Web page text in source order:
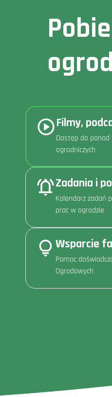
Filmy,
Dostęp do ponad
ogrodniczych
Zadania i
Kalendarz zadań
prac w ogrodzie
Wsparcie
Pomoc
Ogrodowych